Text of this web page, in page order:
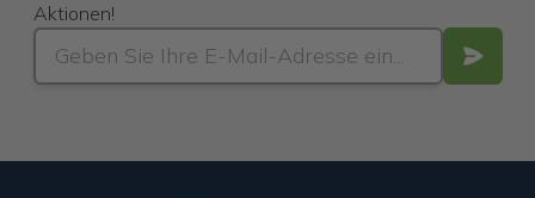
Aktionen!